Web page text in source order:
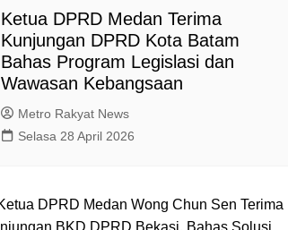
Ketua DPRD Medan Terima
Kunjungan DPRD Kota Batam
Bahas Program Legislasi dan
Wawasan Kebangsaan
Metro Rakyat News
Selasa 28 April 2026